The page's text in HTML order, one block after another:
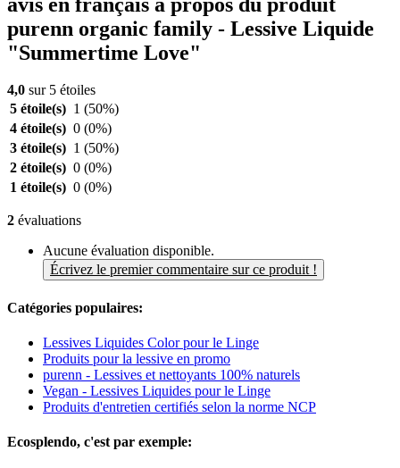
purenn organic family - Lessive Liquide
"Summertime Love"
4,0 sur 5 étoiles
5 étoile(s) 1 (50%)
4 étoile(s) 0 (0%)
3 étoile(s) 1 (50%)
2 étoile(s) 0 (0%)
1 étoile(s) 0 (0%)
2 évaluations
Aucune évaluation disponible.
Écrivez le premier commentaire sur ce produit !
Catégories populaires:
Lessives Liquides Color pour le Linge
Produits pour la lessive en promo
purenn - Lessives et nettoyants 100% naturels
Vegan - Lessives Liquides pour le Linge
Produits d'entretien certifiés selon la norme NCP
Ecosplendo, c'est par exemple: